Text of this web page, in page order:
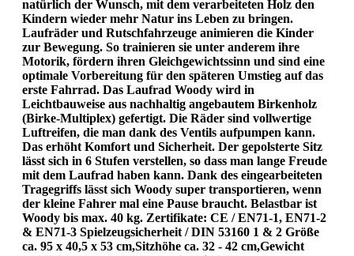
natürlich der Wunsch, mit dem verarbeiteten Holz den
Kindern wieder mehr Natur ins Leben zu bringen.
Laufräder und Rutschfahrzeuge animieren die Kinder
zur Bewegung. So trainieren sie unter anderem ihre
Motorik, fördern ihren Gleichgewichtssinn und sind eine
optimale Vorbereitung für den späteren Umstieg auf das
erste Fahrrad. Das Laufrad Woody wird in
Leichtbauweise aus nachhaltig angebautem Birkenholz
(Birke-Multiplex) gefertigt. Die Räder sind vollwertige
Luftreifen, die man dank des Ventils aufpumpen kann.
Das erhöht Komfort und Sicherheit. Der gepolsterte Sitz
lässt sich in 6 Stufen verstellen, so dass man lange Freude
mit dem Laufrad haben kann. Dank des eingearbeiteten
Tragegriffs lässt sich Woody super transportieren, wenn
der kleine Fahrer mal eine Pause braucht. Belastbar ist
Woody bis max. 40 kg. Zertifikate: CE / EN71-1, EN71-2
& EN71-3 Spielzeugsicherheit / DIN 53160 1 & 2 Größe
ca. 95 x 40,5 x 53 cm,Sitzhöhe ca. 32 - 42 cm,Gewicht